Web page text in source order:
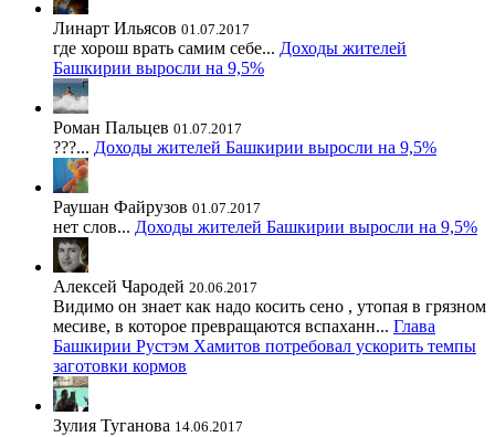
Линарт Ильясов 01.07.2017
где хорош врать самим себе... Доходы жителей
Башкирии выросли на 9,5%
Роман Пальцев 01.07.2017
???... Доходы жителей Башкирии выросли на 9,5%
Раушан Файрузов 01.07.2017
нет слов... Доходы жителей Башкирии выросли на 9,5%
Алексей Чародей 20.06.2017
Видимо он знает как надо косить сено , утопая в грязном
месиве, в которое превращаются вспаханн... Глава
Башкирии Рустэм Хамитов потребовал ускорить темпы
заготовки кормов
Зулия Туганова 14.06.2017